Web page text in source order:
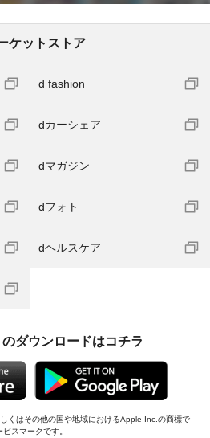
ケットストア
d fashion
dカーシェア
dマガジン
dフォト
dヘルスケア
ダウンロードはコチラ
くはその他の国や地域におけるApple Inc.の商標で
スマークです。